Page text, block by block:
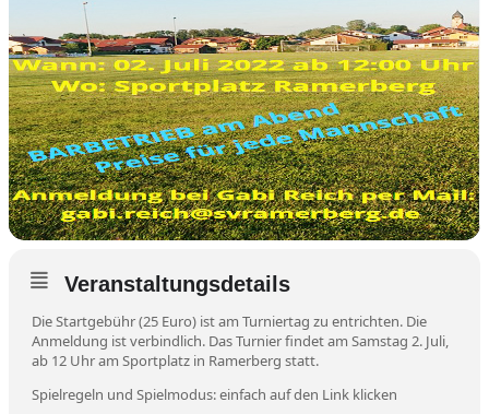
Veranstaltungsdetails
Die Startgebühr (25 Euro) ist am Turniertag zu entrichten. Die
Anmeldung ist verbindlich. Das Turnier findet am Samstag 2. Juli,
ab 12 Uhr am Sportplatz in Ramerberg statt.
Spielregeln und Spielmodus: einfach auf den Link klicken